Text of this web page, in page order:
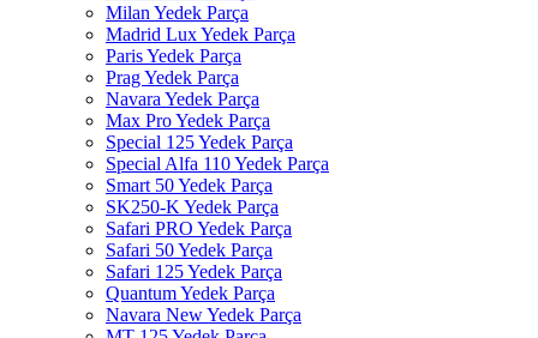
Milan Yedek Parça
Madrid Lux Yedek Parça
Paris Yedek Parça
Prag Yedek Parça
Navara Yedek Parça
Max Pro Yedek Parça
Special 125 Yedek Parça
Special Alfa 110 Yedek Parça
Smart 50 Yedek Parça
SK250-K Yedek Parça
Safari PRO Yedek Parça
Safari 50 Yedek Parça
Safari 125 Yedek Parça
Quantum Yedek Parça
Navara New Yedek Parça